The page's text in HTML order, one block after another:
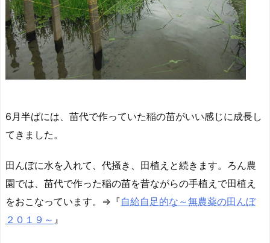
6月半ばには、苗代で作っていた稲の苗がいい感じに成長し
てきました。
田んぼに水を入れて、代掻き、田植えと続きます。ろん農
園では、苗代で作った稲の苗を昔ながらの手植えで田植え
をおこなっています。⇒『自給自足的な～無農薬の田んぼ
２０１９～ 』